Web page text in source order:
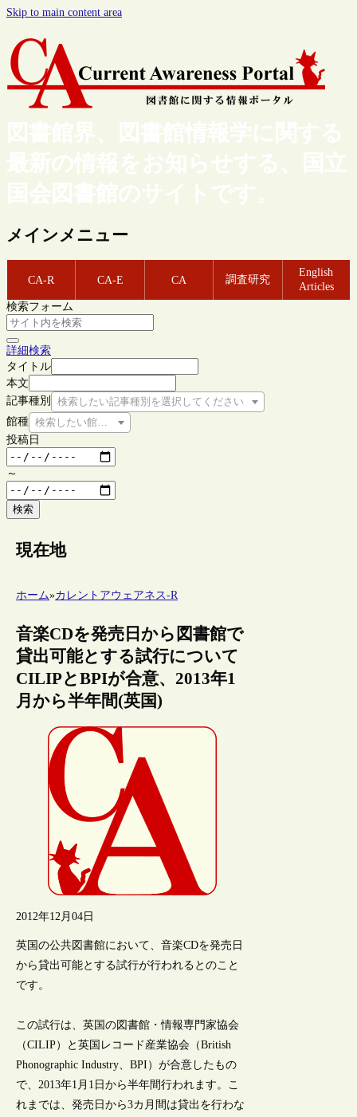
Skip to main content area
図書館界、図書館情報学に関する
最新の情報をお知らせする、国立
国会図書館のサイトです。
メインメニュー
CA-R CA-E CA 調査研究
English
Articles
検索フォーム
詳細検索
タイトル
本文
記事種別
検索したい記事種別を選択してください
館種 検索したい館種を選択してください
投稿日
～
検索
現在地
ホーム»カレントアウェアネス-R
音楽CDを発売日から図書館で
貸出可能とする試行について
CILIPとBPIが合意、2013年1
月から半年間(英国)
2012年12月04日
英国の公共図書館において、音楽CDを発売日
から貸出可能とする試行が行われるとのこと
です。
この試行は、英国の図書館・情報専門家協会
（CILIP）と英国レコード産業協会（British
Phonographic Industry、BPI）が合意したもの
で、2013年1月1日から半年間行われます。こ
れまでは、発売日から3カ月間は貸出を行わな